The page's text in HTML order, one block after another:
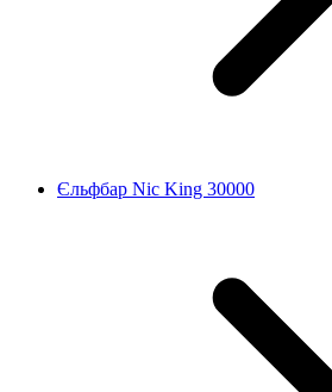
Єльфбар Nic King 30000